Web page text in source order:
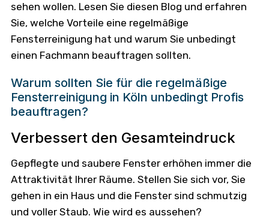
sehen wollen. Lesen Sie diesen Blog und erfahren
Sie, welche Vorteile eine regelmäßige
Fensterreinigung hat und warum Sie unbedingt
einen Fachmann beauftragen sollten.
Warum sollten Sie für die regelmäßige
Fensterreinigung in Köln unbedingt Profis
beauftragen?
Verbessert den Gesamteindruck
Gepflegte und saubere Fenster erhöhen immer die
Attraktivität Ihrer Räume. Stellen Sie sich vor, Sie
gehen in ein Haus und die Fenster sind schmutzig
und voller Staub. Wie wird es aussehen?